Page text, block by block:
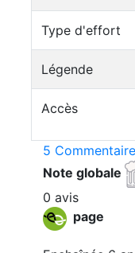
Type d'effort
Légende
Accès
5
Note globale
0 avis
page